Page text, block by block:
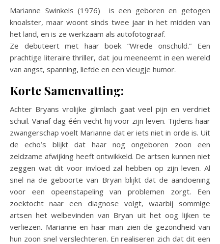
Marianne Swinkels (1976) is een geboren en getogen
knoalster, maar woont sinds twee jaar in het midden van
het land, en is ze werkzaam als autofotograaf.
Ze debuteert met haar boek “Wrede onschuld.” Een
prachtige literaire thriller, dat jou meeneemt in een wereld
van angst, spanning, liefde en een vleugje humor.
Korte Samenvatting:
Achter Bryans vrolijke glimlach gaat veel pijn en verdriet
schuil. Vanaf dag één vecht hij voor zijn leven. Tijdens haar
zwangerschap voelt Marianne dat er iets niet in orde is. Uit
de echo’s blijkt dat haar nog ongeboren zoon een
zeldzame afwijking heeft ontwikkeld. De artsen kunnen niet
zeggen wat dit voor invloed zal hebben op zijn leven. Al
snel na de geboorte van Bryan blijkt dat de aandoening
voor een opeenstapeling van problemen zorgt. Een
zoektocht naar een diagnose volgt, waarbij sommige
artsen het welbevinden van Bryan uit het oog lijken te
verliezen. Marianne en haar man zien de gezondheid van
hun zoon snel verslechteren. En realiseren zich dat dit een